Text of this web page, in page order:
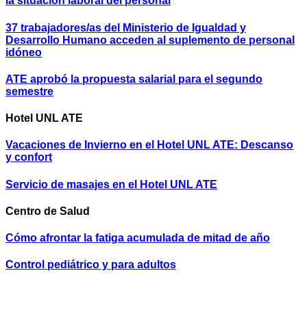
37 trabajadores/as del Ministerio de Igualdad y
Desarrollo Humano acceden al suplemento de personal
idóneo
ATE aprobó la propuesta salarial para el segundo
semestre
Hotel UNL ATE
Vacaciones de Invierno en el Hotel UNL ATE: Descanso
y confort
Servicio de masajes en el Hotel UNL ATE
Centro de Salud
Cómo afrontar la fatiga acumulada de mitad de año
Control pediátrico y para adultos